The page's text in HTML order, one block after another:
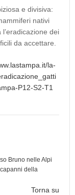
e divisiva:
nativi
dei
da accettare.
la-
P12-S2-T1
Bruno nelle Alpi
della
Torna su